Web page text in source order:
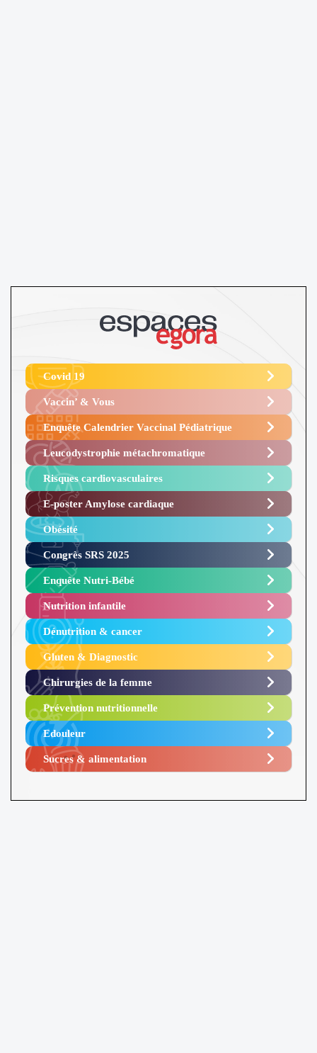
Covid 19
Vaccin’ & Vous
Enquête Calendrier Vaccinal Pédiatrique
Leucodystrophie métachromatique
Risques cardiovasculaires
E-poster Amylose cardiaque ​
Obésité ​
Congrès SRS 2025 ​
Enquête Nutri-Bébé ​
Nutrition infantile
Dénutrition & cancer
Gluten & Diagnostic
Chirurgies de la femme
Prévention nutritionnelle
Edouleur​
Sucres & alimentation​